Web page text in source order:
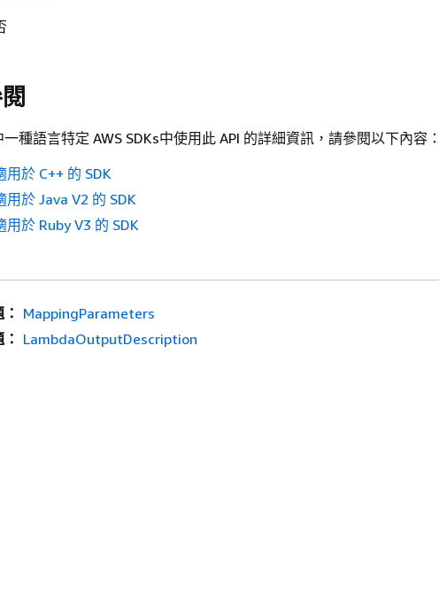
種語言特定 AWS SDKs中使用此 API 的詳細資訊，請參閱以下內容
用於 C++ 的 SDK
用於 Java V2 的 SDK
用於 Ruby V3 的 SDK
MappingParameters
LambdaOutputDescription